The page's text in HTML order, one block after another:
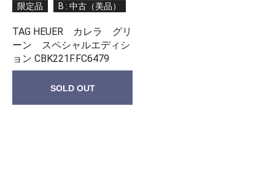
限定品 B : 中古（美品）
TAG HEUER カレラ グリ
ーン スペシャルエディシ
ョン CBK221F.FC6479
SOLD OUT